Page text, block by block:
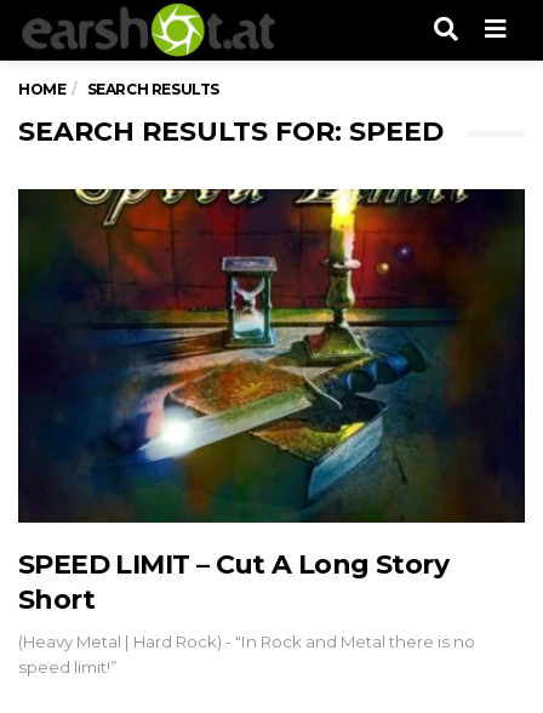
HOME SEARCH RESULTS
SEARCH RESULTS FOR: SPEED
SPEED LIMIT – Cut A Long Story
Short
(Heavy Metal | Hard Rock) - "In Rock and Metal there is no
speed limit!”